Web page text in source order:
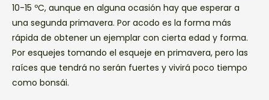
10-15 ºC, aunque en alguna ocasión hay que esperar a
una segunda primavera. Por acodo es la forma más
rápida de obtener un ejemplar con cierta edad y forma.
Por esquejes tomando el esqueje en primavera, pero las
raíces que tendrá no serán fuertes y vivirá poco tiempo
como bonsái.